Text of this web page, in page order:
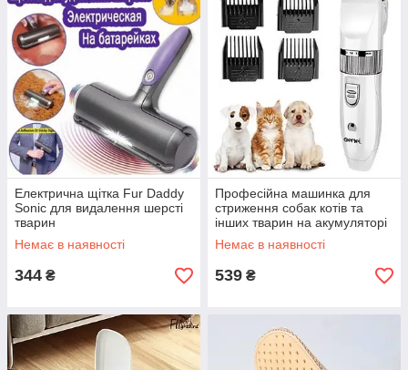
Електрична щітка Fur Daddy
Sonic для видалення шерсті
тварин
Немає в наявності
344 ₴
Професійна машинка для
стриження собак котів та
інших тварин на акумуляторі
Gemei GM-634 USB
Немає в наявності
539 ₴